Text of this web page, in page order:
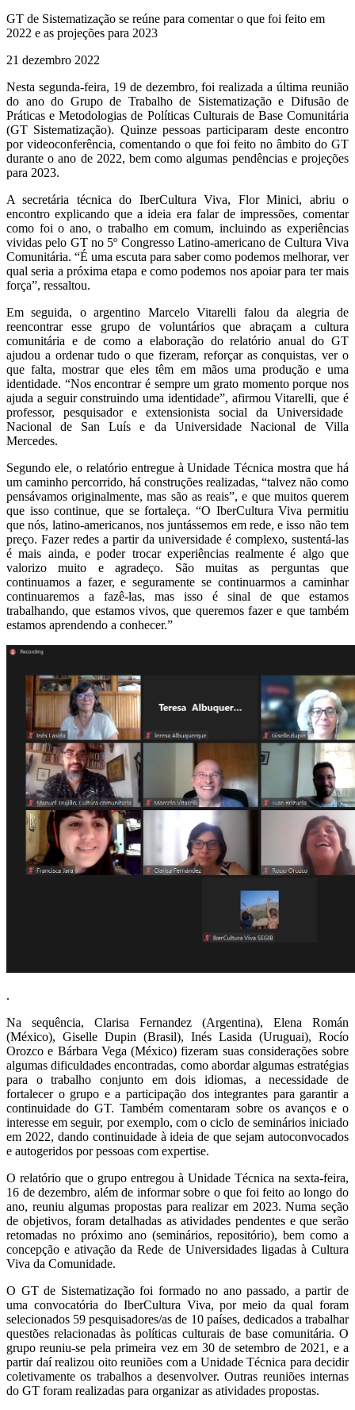
GT de Sistematização se reúne para comentar o que foi feito em
2022 e as projeções para 2023
21 dezembro 2022
Nesta segunda-feira, 19 de dezembro, foi realizada a última reunião
do ano do Grupo de Trabalho de Sistematização e Difusão de
Práticas e Metodologias de Políticas Culturais de Base Comunitária
(GT Sistematização). Quinze pessoas participaram deste encontro
por videoconferência, comentando o que foi feito no âmbito do GT
durante o ano de 2022, bem como algumas pendências e projeções
para 2023.
A secretária técnica do IberCultura Viva, Flor Minici, abriu o
encontro explicando que a ideia era falar de impressões, comentar
como foi o ano, o trabalho em comum, incluindo as experiências
vividas pelo GT no 5º Congresso Latino-americano de Cultura Viva
Comunitária. “É uma escuta para saber como podemos melhorar, ver
qual seria a próxima etapa e como podemos nos apoiar para ter mais
força”, ressaltou.
Em seguida, o argentino Marcelo Vitarelli falou da alegria de
reencontrar esse grupo de voluntários que abraçam a cultura
comunitária e de como a elaboração do relatório anual do GT
ajudou a ordenar tudo o que fizeram, reforçar as conquistas, ver o
que falta, mostrar que eles têm em mãos uma produção e uma
identidade. “Nos encontraré sempre um grato momento porque nos
ajuda a seguir construindo uma identidade”, afirmou Vitarelli, que é
professor, pesquisador e extensionista social da Universidade
Nacional de San Luís e da Universidade Nacional de Villa
Mercedes.
Segundo ele, o relatório entregue à Unidade Técnica mostra que há
um caminho percorrido, há construções realizadas, “talvez não como
pensávamos originalmente, mas são as reais”, e que muitos querem
que isso continue, que se fortaleça. “O IberCultura Viva permitiu
que nós, latino-americanos, nos juntássemos em rede, e isso não tem
preço. Fazer redes a partir da universidade é complexo, sustentá-las
é mais ainda, e poder trocar experiências realmente é algo que
valorizo ​​muito e agradeço. São muitas as perguntas que
continuamos a fazer, e seguramente se continuarmos a caminhar
continuaremos a fazê-las, mas isso é sinal de que estamos
trabalhando, que estamos vivos, que queremos fazer e que também
estamos aprendendo a conhecer.”
.
Na sequência, Clarisa Fernandez (Argentina), Elena Román
(México), Giselle Dupin (Brasil), Inés Lasida (Uruguai), Rocío
Orozco e Bárbara Vega (México) fizeram suas considerações sobre
algumas dificuldades encontradas, como abordar algumas estratégias
para o trabalho conjunto em dois idiomas, a necessidade de
fortalecer o grupo e a participação dos integrantes para garantir a
continuidade do GT. Também comentaram sobre os avanços e o
interesse em seguir, por exemplo, com o ciclo de seminários iniciado
em 2022, dando continuidade à ideia de que sejam autoconvocados
e autogeridos por pessoas com expertise.
O relatório que o grupo entregou à Unidade Técnica na sexta-feira,
16 de dezembro, além de informar sobre o que foi feito ao longo do
ano, reuniu algumas propostas para realizar em 2023. Numa seção
de objetivos, foram detalhadas as atividades pendentes e que serão
retomadas no próximo ano (seminários, repositório), bem como a
concepção e ativação da Rede de Universidades ligadas à Cultura
Viva da Comunidade.
O GT de Sistematização foi formado no ano passado, a partir de
uma convocatória do IberCultura Viva, por meio da qual foram
selecionados 59 pesquisadores/as de 10 países, dedicados a trabalhar
questões relacionadas às políticas culturais de base comunitária. O
grupo reuniu-se pela primeira vez em 30 de setembro de 2021, e a
partir daí realizou oito reuniões com a Unidade Técnica para decidir
coletivamente os trabalhos a desenvolver. Outras reuniões internas
do GT foram realizadas para organizar as atividades propostas.